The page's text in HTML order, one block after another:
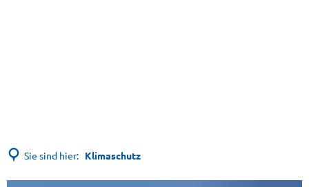
Sie sind hier: Klimaschutz